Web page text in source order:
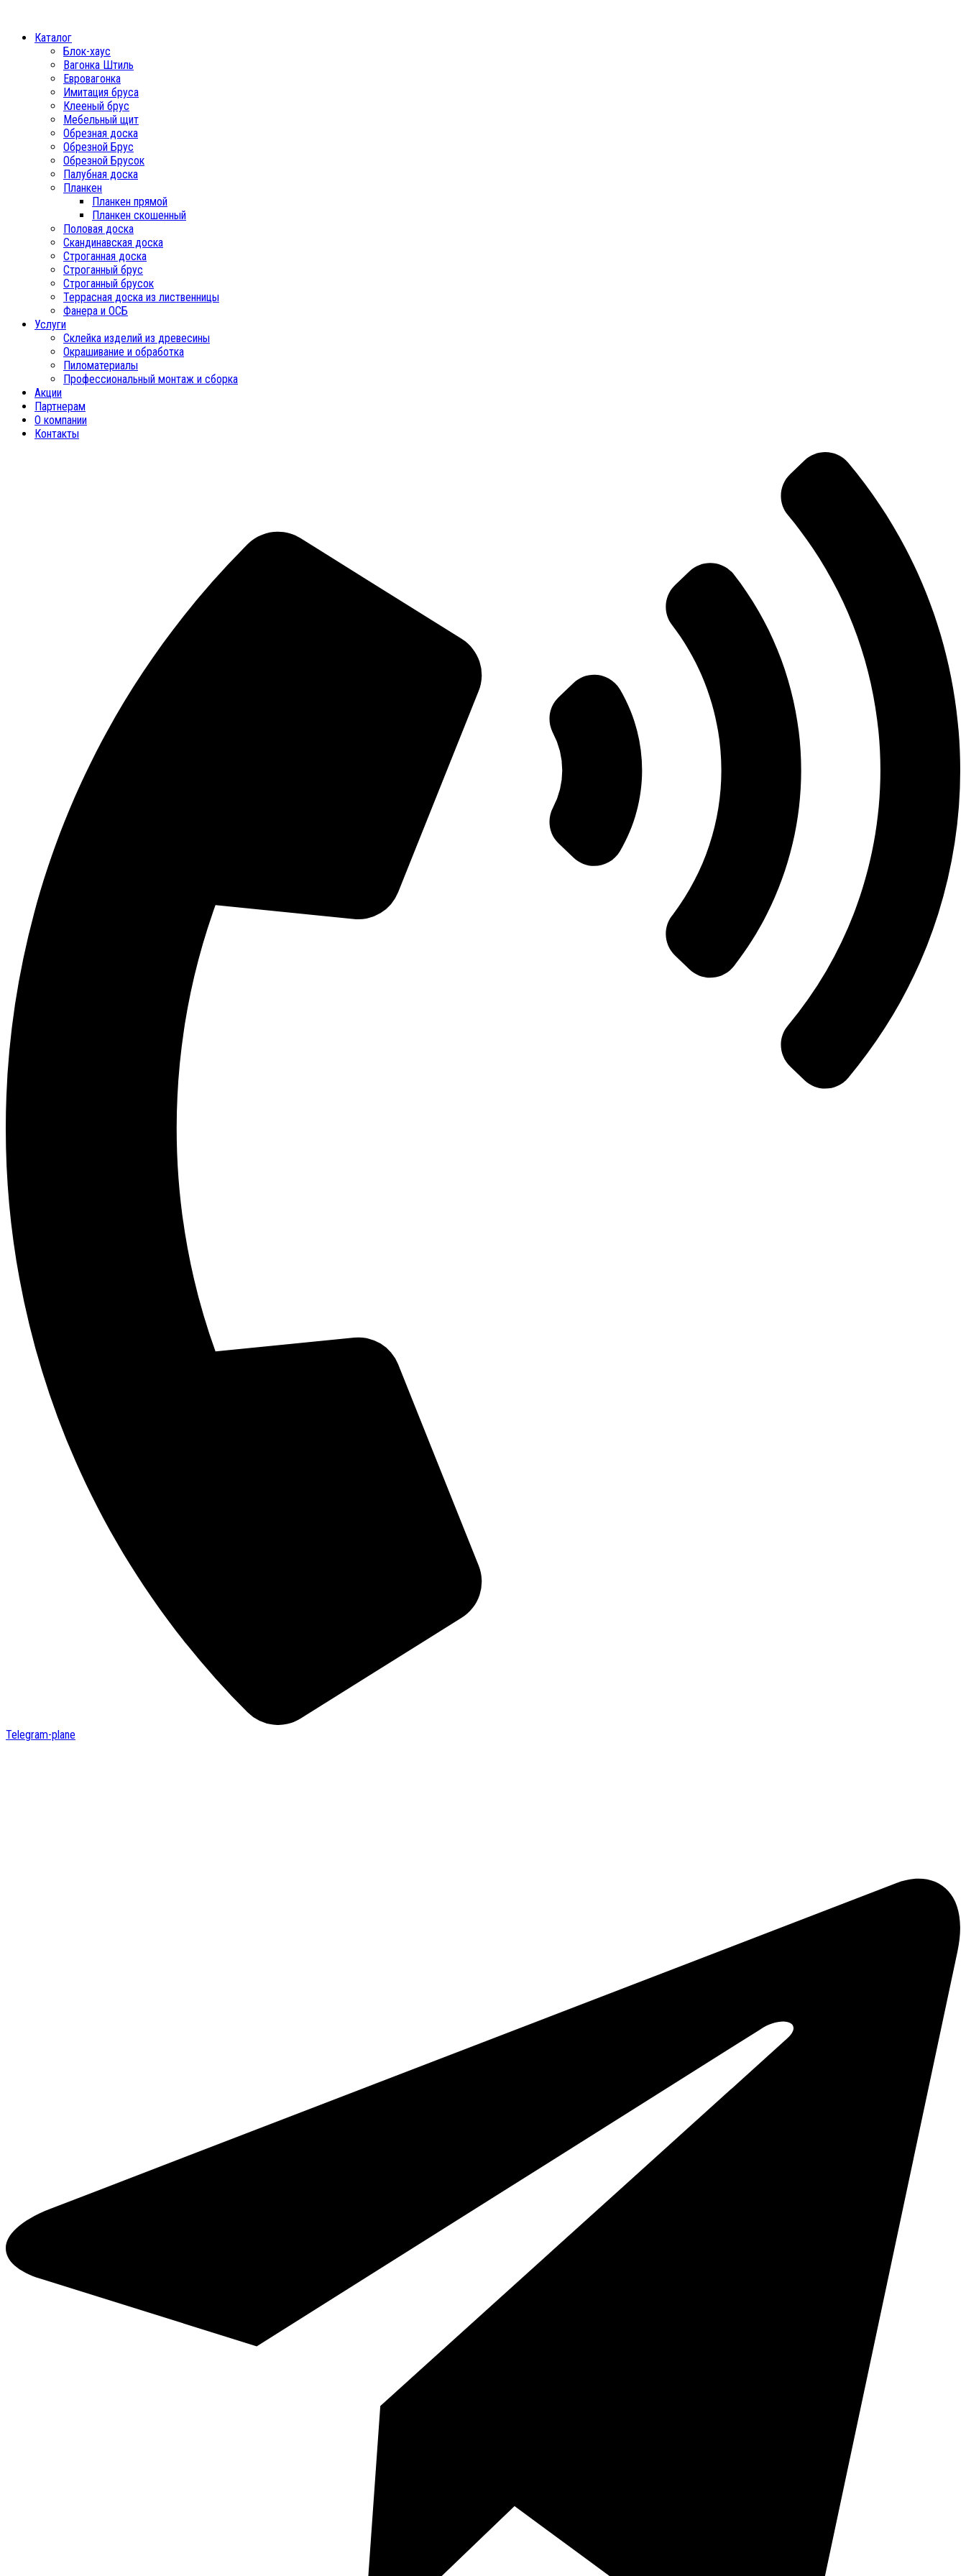
Каталог
Блок-хаус
Вагонка Штиль
Евровагонка
Имитация бруса
Клееный брус
Мебельный щит
Обрезная доска
Обрезной Брус
Обрезной Брусок
Палубная доска
Планкен
Планкен прямой
Планкен скошенный
Половая доска
Скандинавская доска
Строганная доска
Строганный брус
Строганный брусок
Террасная доска из лиственницы
Фанера и ОСБ
Услуги
Склейка изделий из древесины
Окрашивание и обработка
Пиломатериалы
Профессиональный монтаж и сборка
Акции
Партнерам
О компании
Контакты
Telegram-plane